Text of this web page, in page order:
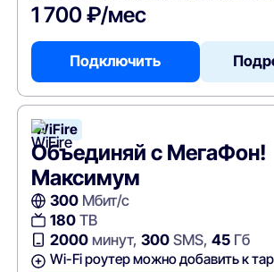
1 700 ₽/мес
Подключить
WiFire
Объединяй с МегаФон!
Максимум
300Мбит/с
180ТВ
2000минут, 300SMS, 45Гб
Wi-Fi роутер можно добавить к